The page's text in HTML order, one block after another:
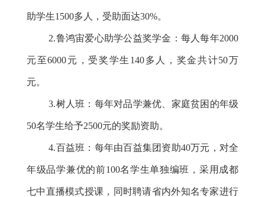
助学生1500多人，受助面达30%。
2.鲁鸿宙爱心助学公益奖学金：每人每年2000
元至6000元，受奖学生140多人，奖金共计50万
元。
3.树人班：每年对品学兼优、家庭贫困的年级
50名学生给予2500元的奖励资助。
4.百益班：每年由百益集团资助40万元，对全
年级品学兼优的前100名学生单独编班，采用成都
七中直播模式授课，同时聘请省内外知名专家进行